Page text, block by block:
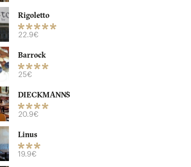
Rigoletto
22.9€
Barrock
25€
DIECKMANN´S
20.9€
Linus
19.9€